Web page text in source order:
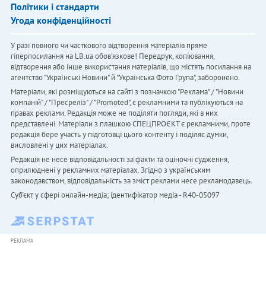
Політики і стандарти
Угода конфіденційності
У разі повного чи часткового відтворення матеріалів пряме
гіперпосилання на LB.ua обов'язкове! Передрук, копіювання,
відтворення або інше використання матеріалів, що містять посилання на
агентство "Українськi Новини" й "Українська Фото Група", заборонено.
Матеріали, які розміщуються на сайті з позначкою "Реклама" / "Новини
компаній" / "Пресреліз" / "Promoted", є рекламними та публікуються на
правах реклами. Редакція може не поділяти погляди, які в них
представлені. Матеріали з плашкою СПЕЦПРОЄКТ є рекламними, проте
редакція бере участь у підготовці цього контенту і поділяє думки,
висловлені у цих матеріалах.
Редакція не несе відповідальності за факти та оціночні судження,
оприлюднені у рекламних матеріалах. Згідно з українським
законодавством, відповідальність за зміст реклами несе рекламодавець.
Cуб'єкт у сфері онлайн-медіа; ідентифікатор медіа - R40-05097
РЕКЛАМА